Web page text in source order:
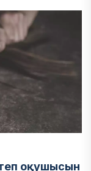
оқушысын